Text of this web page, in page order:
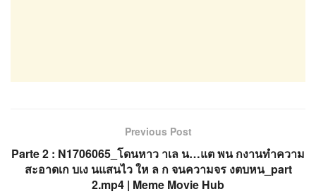
Previous Post
Parte 2 : N1706065_โดนหาว าเล น…แต พน กงานทำความ
สะอาดเก บเง นแสนไว ให ล ก จนความจร งตบหน_part
2.mp4 | Meme Movie Hub